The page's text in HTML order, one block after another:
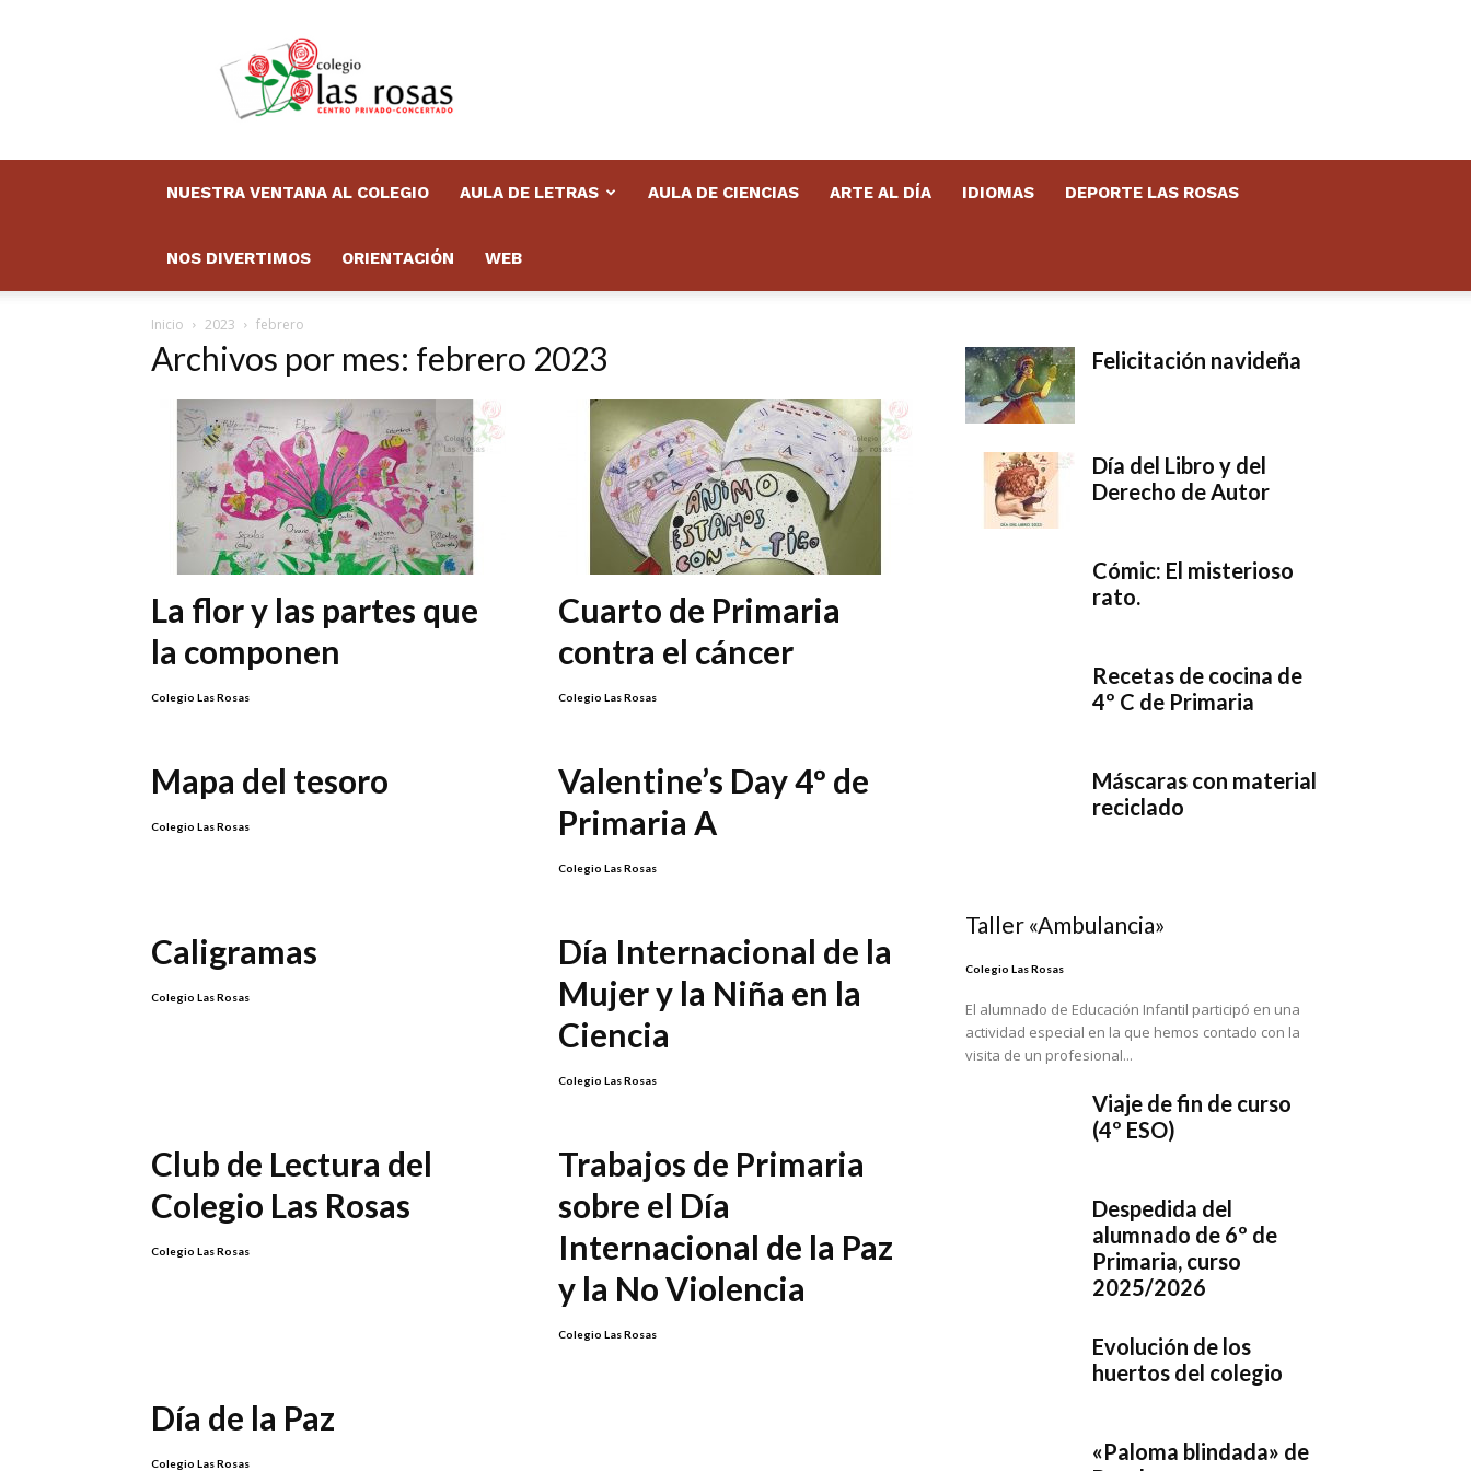
Las
Rosas
Boletín
NUESTRA VENTANA AL COLEGIO AULA DE LETRAS AULA DE CIENCIAS ARTE AL DÍA IDIOMAS DEPORTE LAS ROSAS
NOS DIVERTIMOS ORIENTACIÓN WEB
Inicio 2023 febrero
Archivos por mes: febrero 2023
La flor y las partes que
la componen
Colegio Las Rosas
Cuarto de Primaria
contra el cáncer
Colegio Las Rosas
Mapa del tesoro
Colegio Las Rosas
Valentine’s Day 4º de
Primaria A
Colegio Las Rosas
Caligramas
Colegio Las Rosas
Día Internacional de la
Mujer y la Niña en la
Ciencia
Colegio Las Rosas
Club de Lectura del
Colegio Las Rosas
Colegio Las Rosas
Trabajos de Primaria
sobre el Día
Internacional de la Paz
y la No Violencia
Colegio Las Rosas
Día de la Paz
Colegio Las Rosas
Felicitación navideña
Día del Libro y del
Derecho de Autor
Cómic: El misterioso
rato.
Recetas de cocina de
4º C de Primaria
Máscaras con material
reciclado
Taller «Ambulancia»
Colegio Las Rosas
El alumnado de Educación Infantil participó en una
actividad especial en la que hemos contado con la
visita de un profesional...
Viaje de fin de curso
(4º ESO)
Despedida del
alumnado de 6º de
Primaria, curso
2025/2026
Evolución de los
huertos del colegio
«Paloma blindada» de